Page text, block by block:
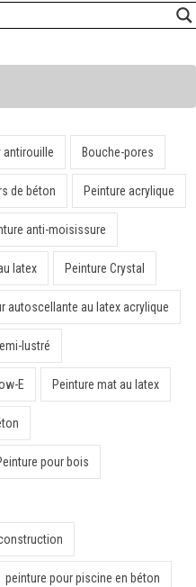
antirouille Bouche-pores
de béton Peinture acrylique
anti-moisissure
latex Peinture Crystal
autoscellante au latex acrylique
lustré
E Peinture mat au latex
pour bois
peinture pour piscine en béton